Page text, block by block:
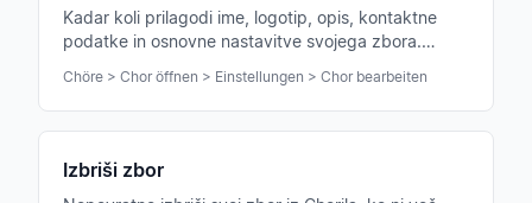
Kadar koli prilagodi ime, logotip, opis, kontaktne
podatke in osnovne nastavitve svojega zbora.
Chöre > Chor öffnen > Einstellungen > Chor bearbeiten
Izbriši zbor